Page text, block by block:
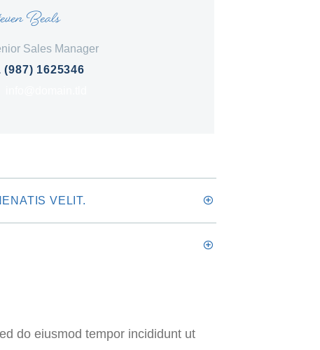
Beals
Sales Manager
(987) 1625346
VELIT.
do eiusmod tempor incididunt ut